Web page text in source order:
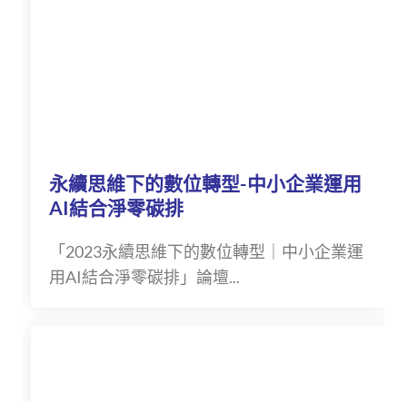
永續思維下的數位轉型-中小企業運用
AI結合淨零碳排
「2023永續思維下的數位轉型｜中小企業運
用AI結合淨零碳排」論壇...